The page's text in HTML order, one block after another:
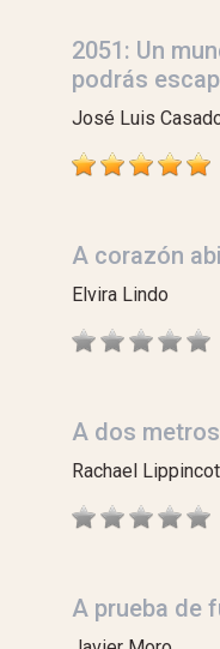
2051: Un
podrás
José Luis
A corazón
Elvira Lindo
A dos
Rachael
A prueba de